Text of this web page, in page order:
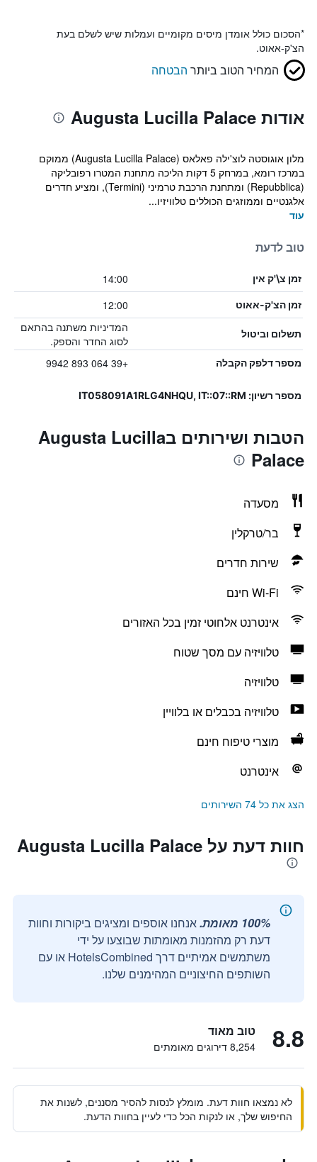
*הסכום כולל אומדן מיסים מקומיים ועמלות שיש לשלם בעת
הצ'ק-אאוט.
המחיר הטוב ביותר הבטחה
אודות Augusta Lucilla Palace
מלון אוגוסטה לוצ'ילה פאלאס (Augusta Lucilla Palace) ממוקם
במרכז רומא, במרחק 5 דקות הליכה מתחנת המטרו רפובליקה
(Repubblica) ומתחנת הרכבת טרמיני (Termini), ומציע חדרים
אלגנטיים וממוזגים הכוללים טלוויזיו...
עוד
טוב לדעת
זמן צ\'ק אין 14:00
זמן הצ'ק-אאוט 12:00
תשלום וביטול
המדיניות משתנה בהתאם
לסוג החדר והספק.
מספר דלפק הקבלה +39 064 893 9942
מספר רשיון: IT058091A1RLG4NHQU, IT::07::RM
הטבות ושירותים בAugusta Lucilla
Palace
מסעדה
בר/טרקלין
שירות חדרים
Wi-Fi חינם
אינטרנט אלחוטי זמין בכל האזורים
טלוויזיה עם מסך שטוח
טלוויזיה
טלוויזיה בכבלים או בלוויין
מוצרי טיפוח חינם
אינטרנט
הצג את כל 74 השירותים
חוות דעת על Augusta Lucilla Palace
100% מאומת.
אנחנו אוספים ומציגים ביקורות וחוות
דעת רק מהזמנות מאומתות שבוצעו על ידי
משתמשים אמיתיים דרך HotelsCombined או עם
השותפים החיצוניים המהימנים שלנו.
8.8 טוב מאוד
8,254 דירוגים מאומתים
לא נמצאו חוות דעת. מומלץ לנסות להסיר מסננים, לשנות את
החיפוש שלך, או לנקות הכל כדי לעיין בחוות הדעת.